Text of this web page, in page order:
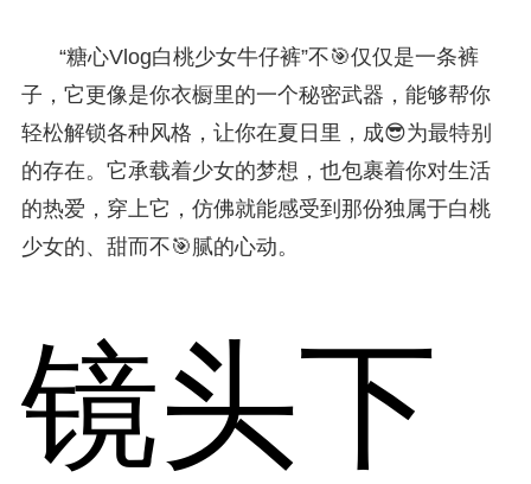
“糖心Vlog白桃少女牛仔裤”不🎯仅仅是一条裤
子，它更像是你衣橱里的一个秘密武器，能够帮你
轻松解锁各种风格，让你在夏日里，成😎为最特别
的存在。它承载着少女的梦想，也包裹着你对生活
的热爱，穿上它，仿佛就能感受到那份独属于白桃
少女的、甜而不🎯腻的心动。
镜头下